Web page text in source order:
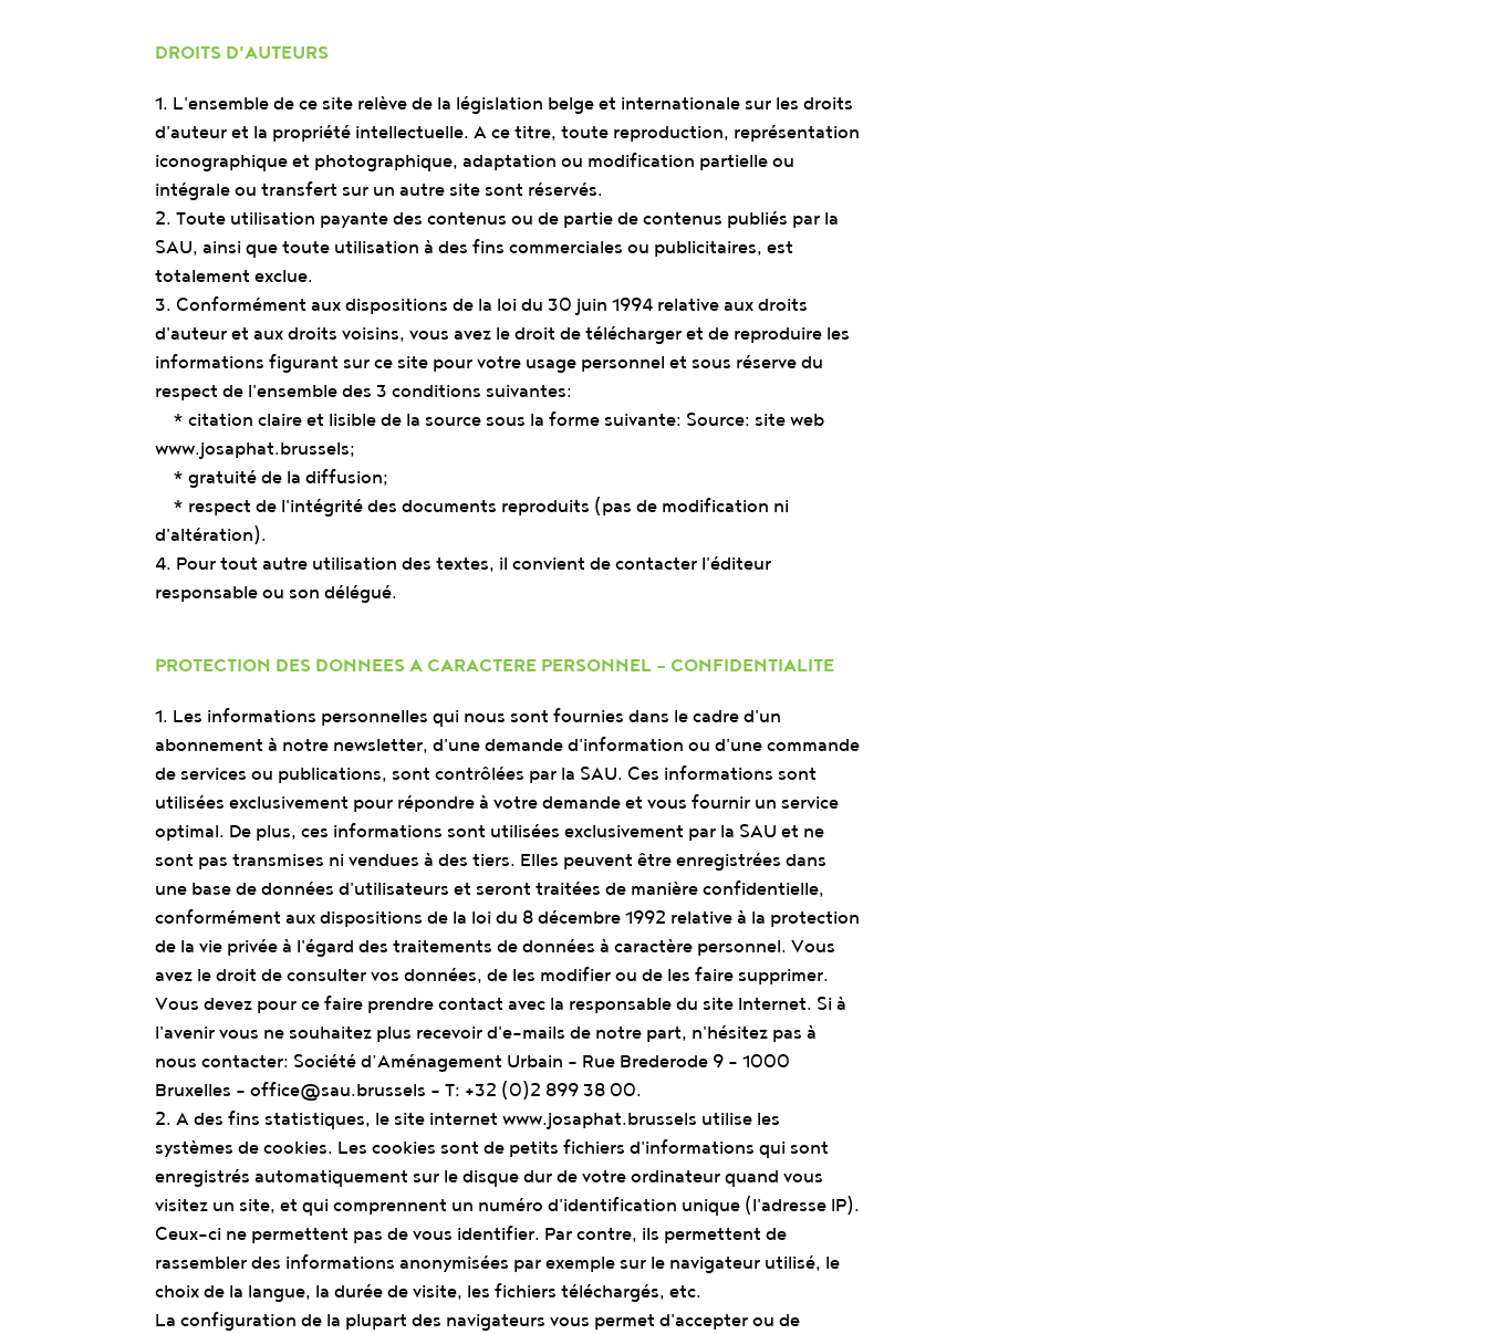
DROITS D'AUTEURS
1. L'ensemble de ce site relève de la législation belge et internationale sur les droits
d'auteur et la propriété intellectuelle. A ce titre, toute reproduction, représentation
iconographique et photographique, adaptation ou modification partielle ou
intégrale ou transfert sur un autre site sont réservés.
2. Toute utilisation payante des contenus ou de partie de contenus publiés par la
SAU, ainsi que toute utilisation à des fins commerciales ou publicitaires, est
totalement exclue.
3. Conformément aux dispositions de la loi du 30 juin 1994 relative aux droits
d'auteur et aux droits voisins, vous avez le droit de télécharger et de reproduire les
informations figurant sur ce site pour votre usage personnel et sous réserve du
respect de l'ensemble des 3 conditions suivantes:
* citation claire et lisible de la source sous la forme suivante: Source: site web
www.josaphat.brussels;
* gratuité de la diffusion;
* respect de l'intégrité des documents reproduits (pas de modification ni
d'altération).
4. Pour tout autre utilisation des textes, il convient de contacter l'éditeur
responsable ou son délégué.
PROTECTION DES DONNEES A CARACTERE PERSONNEL - CONFIDENTIALITE
1. Les informations personnelles qui nous sont fournies dans le cadre d'un
abonnement à notre newsletter, d'une demande d'information ou d'une commande
de services ou publications, sont contrôlées par la SAU. Ces informations sont
utilisées exclusivement pour répondre à votre demande et vous fournir un service
optimal. De plus, ces informations sont utilisées exclusivement par la SAU et ne
sont pas transmises ni vendues à des tiers. Elles peuvent être enregistrées dans
une base de données d'utilisateurs et seront traitées de manière confidentielle,
conformément aux dispositions de la loi du 8 décembre 1992 relative à la protection
de la vie privée à l'égard des traitements de données à caractère personnel. Vous
avez le droit de consulter vos données, de les modifier ou de les faire supprimer.
Vous devez pour ce faire prendre contact avec la responsable du site Internet. Si à
l'avenir vous ne souhaitez plus recevoir d'e-mails de notre part, n'hésitez pas à
nous contacter: Société d’Aménagement Urbain - Rue Brederode 9 – 1000
Bruxelles - office@sau.brussels - T: +32 (0)2 899 38 00.
2. A des fins statistiques, le site internet www.josaphat.brussels utilise les
systèmes de cookies. Les cookies sont de petits fichiers d'informations qui sont
enregistrés automatiquement sur le disque dur de votre ordinateur quand vous
visitez un site, et qui comprennent un numéro d'identification unique (l'adresse IP).
Ceux-ci ne permettent pas de vous identifier. Par contre, ils permettent de
rassembler des informations anonymisées par exemple sur le navigateur utilisé, le
choix de la langue, la durée de visite, les fichiers téléchargés, etc.
La configuration de la plupart des navigateurs vous permet d'accepter ou de